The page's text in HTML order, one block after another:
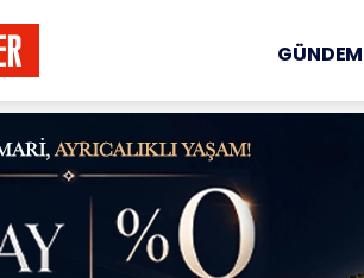
GÜNDEM